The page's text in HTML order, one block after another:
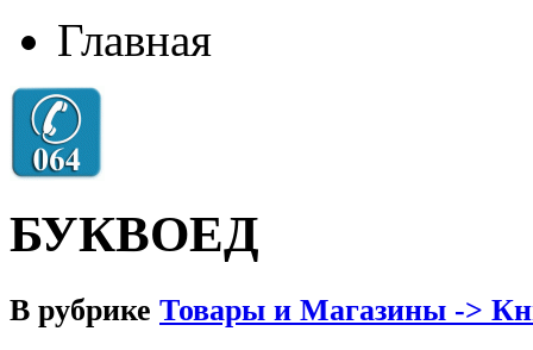
Главная
БУКВОЕД
В рубрике Товары и Магазины ->